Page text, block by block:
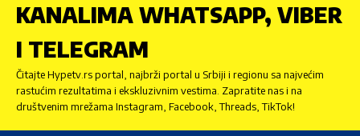
KANALIMA WHATSAPP, VIBER
I TELEGRAM
Čitajte Hypetv.rs portal, najbrži portal u Srbiji i regionu sa najvećim
rastućim rezultatima i ekskluzivnim vestima. Zapratite nas i na
društvenim mrežama Instagram, Facebook, Threads, TikTok!